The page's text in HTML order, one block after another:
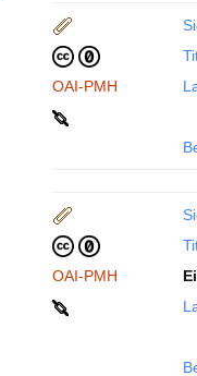
OAI-PMH
OAI-PMH